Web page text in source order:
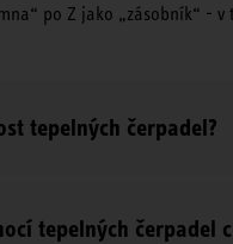
po Z jako „zásobník“ -
tepelných čerpadel?
tepelných čerpadel